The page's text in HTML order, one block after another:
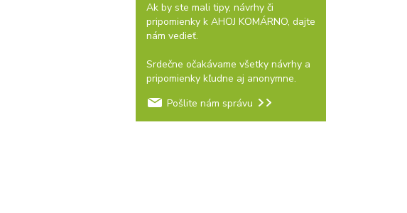
Ak by ste mali tipy, návrhy či
pripomienky k AHOJ KOMÁRNO, dajte
nám vedieť.
Srdečne očakávame všetky návrhy a
pripomienky kľudne aj anonymne.
Pošlite nám správu